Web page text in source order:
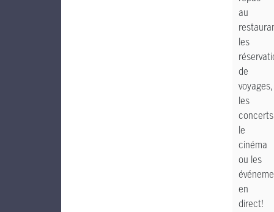
au
les
de
voyages,
les
le
cinéma
ou les
en
direct!